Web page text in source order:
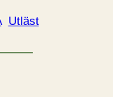
Utläst